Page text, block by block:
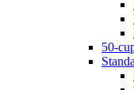
50-